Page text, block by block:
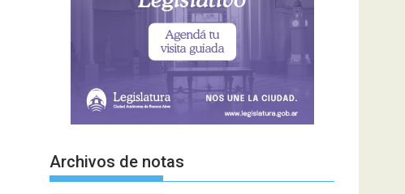
Archivos de notas